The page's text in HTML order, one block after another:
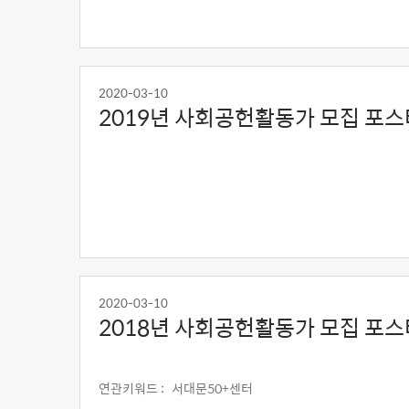
2020-03-10
2019년 사회공헌활동가 모집 포
2020-03-10
2018년 사회공헌활동가 모집 포
연관키워드 : 서대문50+센터